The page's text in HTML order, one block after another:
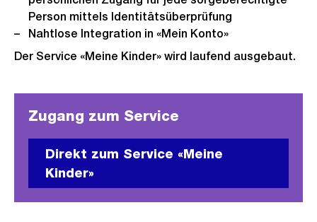
Person mittels Identitätsüberprüfung
Nahtlose Integration in «Mein Konto»
Der Service «Meine Kinder» wird laufend ausgebaut.
Zugang zum Service
Direkt zum Service «Meine
Kinder»